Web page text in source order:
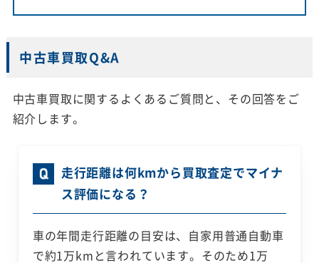
中古車買取Q&A
中古車買取に関するよくあるご質問と、その回答をご
紹介します。
走行距離は何kmから買取査定でマイナ
ス評価になる？
車の年間走行距離の目安は、自家用普通自動車
で約1万kmと言われています。そのため1万